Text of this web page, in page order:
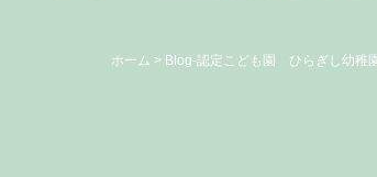
ホーム > Blog-認定こども園 ひらぎし幼稚園